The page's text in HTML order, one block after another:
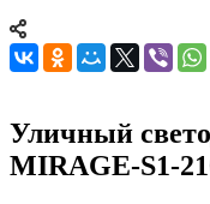
Уличный
MIRAGE-S1-